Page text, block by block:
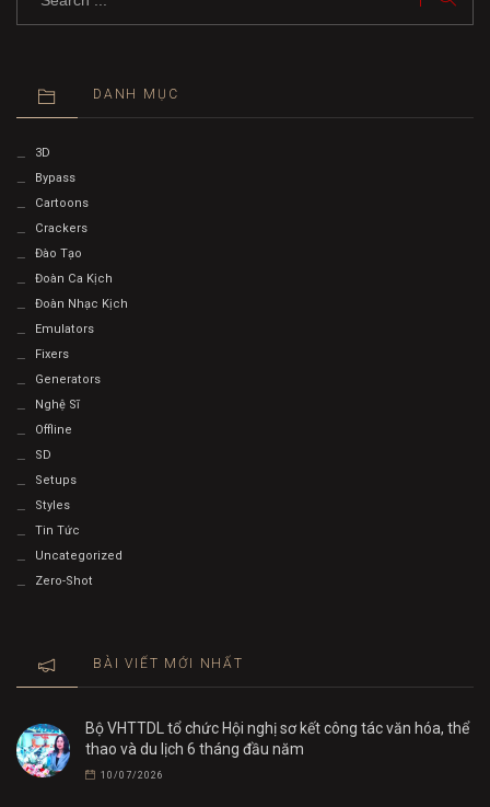
DANH MỤC
3D
Bypass
Cartoons
Crackers
Đào Tạo
Đoàn Ca Kịch
Đoàn Nhạc Kịch
Emulators
Fixers
Generators
Nghệ Sĩ
Offline
SD
Setups
Styles
Tin Tức
Uncategorized
Zero-Shot
BÀI VIẾT MỚI NHẤT
Bộ VHTTDL tổ chức Hội nghị sơ kết công tác văn hóa, thể
thao và du lịch 6 tháng đầu năm
10/07/2026